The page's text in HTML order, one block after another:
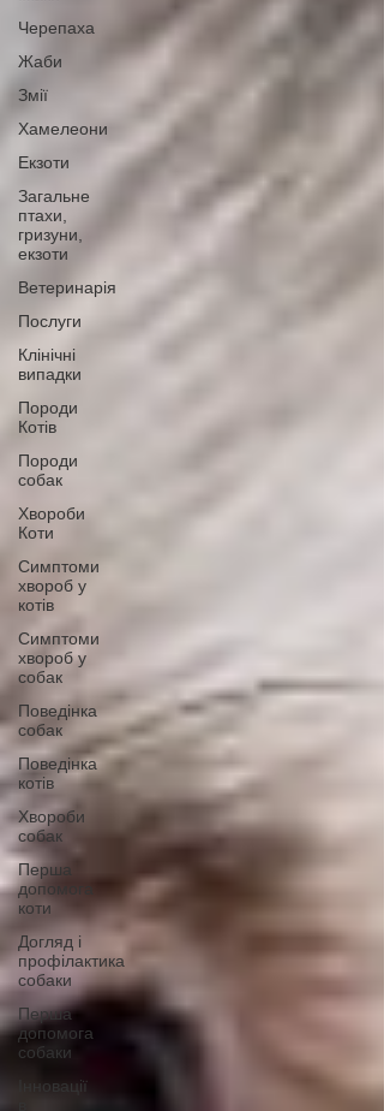
Черепаха
Жаби
Змії
Хамелеони
Екзоти
Загальне
птахи,
гризуни,
екзоти
Ветеринарія
Послуги
Клінічні
випадки
Породи
Котів
Породи
собак
Хвороби
Коти
Симптоми
хвороб у
котів
Симптоми
хвороб у
собак
Поведінка
собак
Поведінка
котів
Хвороби
собак
Перша
допомога
коти
Догляд і
профілактика
собаки
Перша
допомога
собаки
Інновації